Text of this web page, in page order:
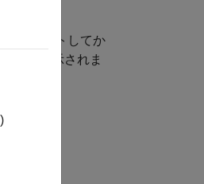
にリセットしてか
スが表示されま